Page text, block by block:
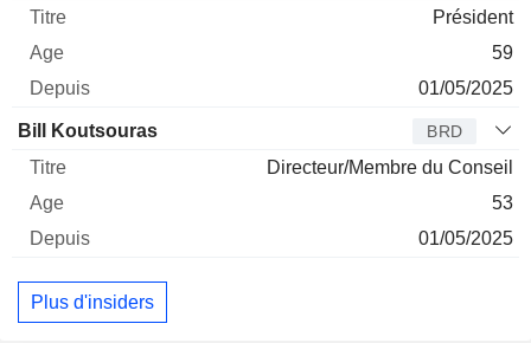
Président
59
01/05/2025
Bill Koutsouras BRD
Directeur/Membre du Conseil
53
01/05/2025
Plus d'insiders